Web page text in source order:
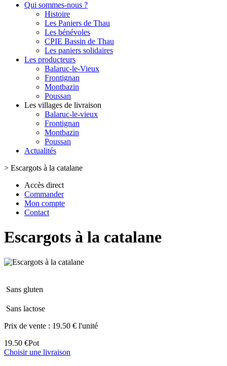
Qui sommes-nous ?
Histoire
Les Paniers de Thau
Les bénévoles
CPIE Bassin de Thau
Les paniers solidaires
Les producteurs
Balaruc-le-Vieux
Frontignan
Montbazin
Poussan
Les villages de livraison
Balaruc-le-vieux
Frontignan
Montbazin
Poussan
Actualités
> Escargots à la catalane
Accès direct
Commander
Mon compte
Contact
Escargots à la catalane
Sans gluten
Sans lactose
Prix de vente : 19.50 € l'unité
19.50 €Pot
Choisir une livraison